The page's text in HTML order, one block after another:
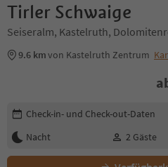
Tirler Schwaige
Seiseralm, Kastelruth,
9.6 kmvon Kastelruth Zentrum
Buchungsdetails bearbeiten
Check-in- und Check-out-Daten
Nacht
2 Gäste